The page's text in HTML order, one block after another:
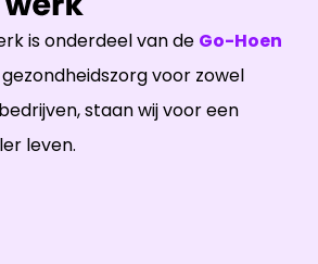
is onderdeel van de Go-Hoen
voor zowel
staan wij voor een
leven.